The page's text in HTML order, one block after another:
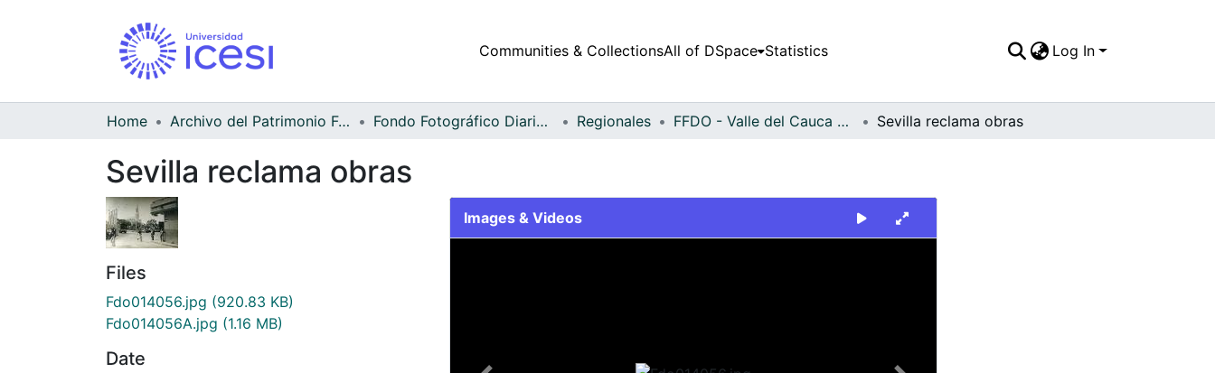
Communities & CollectionsAll of DSpace Statistics Log In
Home Archivo del Patrimonio Fotográfico y Fílmico del Valle del Cauca Fondo Fotográfico Diario Occidente Regionales FFDO - Valle del Cauca - Patrimonial Sevilla reclama obras
Sevilla reclama obras
Files
Fdo014056.jpg (920.83 KB)
Fdo014056A.jpg (1.16 MB)
Date
Images & Videos